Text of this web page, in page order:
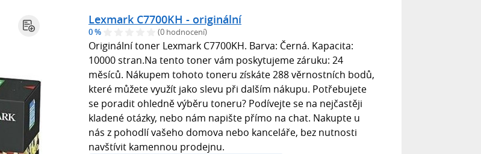
Lexmark C7700KH - originální
0 % (0 hodnocení)
Originální toner Lexmark C7700KH. Barva: Černá. Kapacita:
10000 stran.Na tento toner vám poskytujeme záruku: 24
měsíců. Nákupem tohoto toneru získáte 288 věrnostních bodů,
které můžete využít jako slevu při dalším nákupu. Potřebujete
se poradit ohledně výběru toneru? Podívejte se na nejčastěji
kladené otázky, nebo nám napište přímo na chat. Nakupte u
nás z pohodlí vašeho domova nebo kanceláře, bez nutnosti
navštívit kamennou prodejnu.